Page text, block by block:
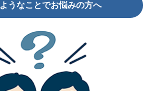
うなことでお悩みの方へ